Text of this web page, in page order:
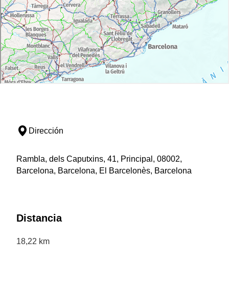
Dirección
Rambla, dels Caputxins, 41, Principal, 08002,
Barcelona, Barcelona, El Barcelonès, Barcelona
Distancia
18,22 km